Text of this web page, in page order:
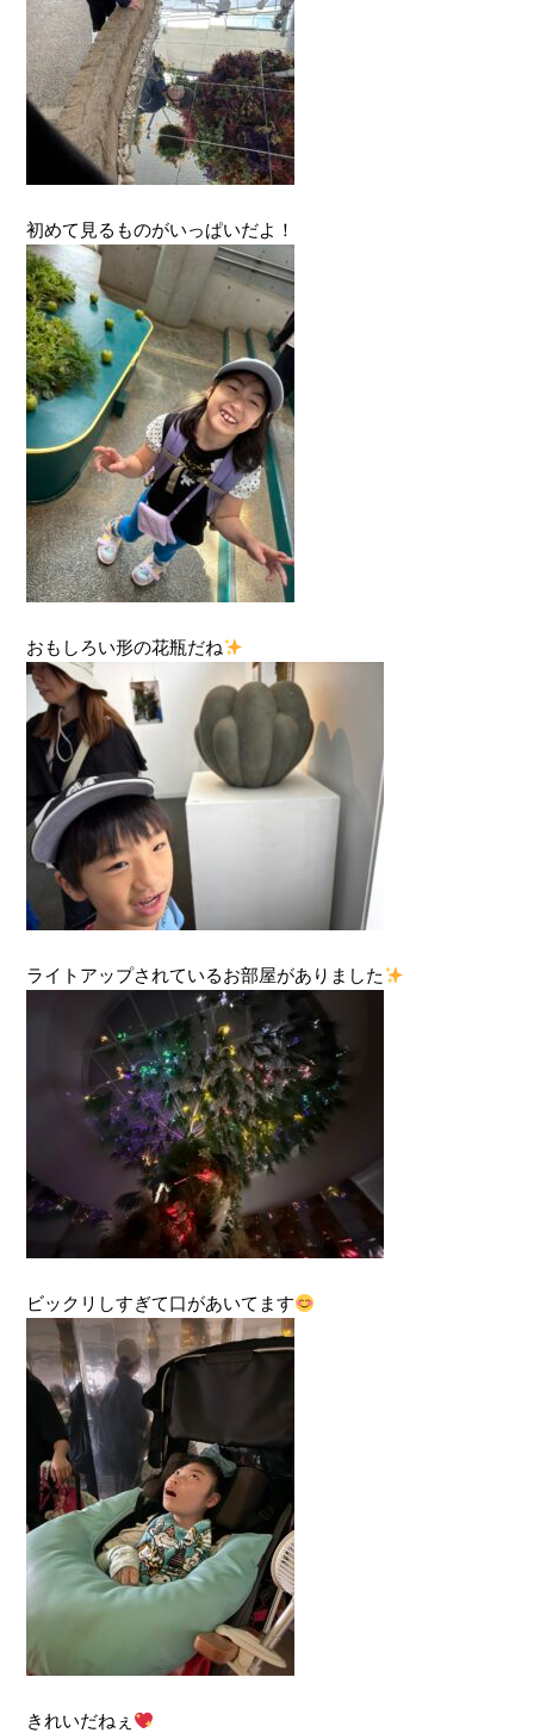
初めて見るものがいっぱいだよ！
おもしろい形の花瓶だね
ライトアップされているお部屋がありました
ビックリしすぎて口があいてます
きれいだねぇ